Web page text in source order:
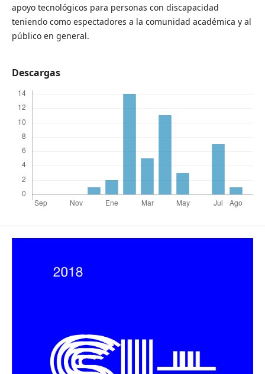
apoyo tecnológicos para personas con discapacidad
teniendo como espectadores a la comunidad académica y al
público en general.
Descargas